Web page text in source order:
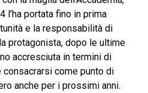
l’ha portata fino in prima
e la responsabilità di
protagonista, dopo le ultime
accresciuta in termini di
come punto di
anche per i prossimi anni.